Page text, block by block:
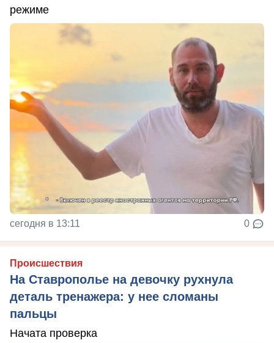
режиме
сегодня в 13:11 0
Происшествия
На Ставрополье на девочку рухнула
деталь тренажера: у нее сломаны
пальцы
Начата проверка